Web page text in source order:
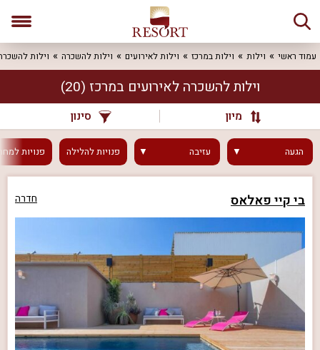
עמוד ראשי וילות וילות במרכז וילות לאירועים וילות להשכרה וילות
וילות להשכרה לאירועים במרכז (20)
מיון סינון
הגעה עזיבה פנויותלהלילה פנויות
בי קיי פאלאס חדרה